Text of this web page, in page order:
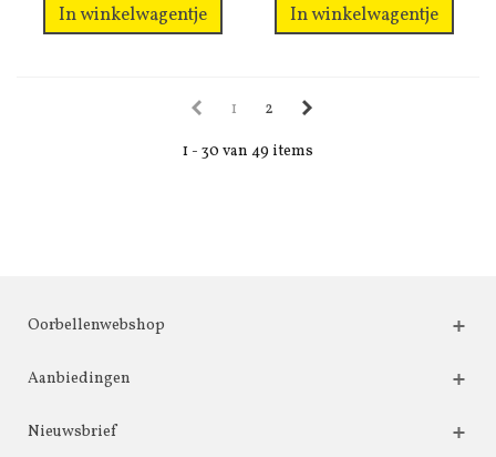
In winkelwagentje In winkelwagentje
1
2
1 - 30 van 49 items
Oorbellenwebshop
Aanbiedingen
Nieuwsbrief